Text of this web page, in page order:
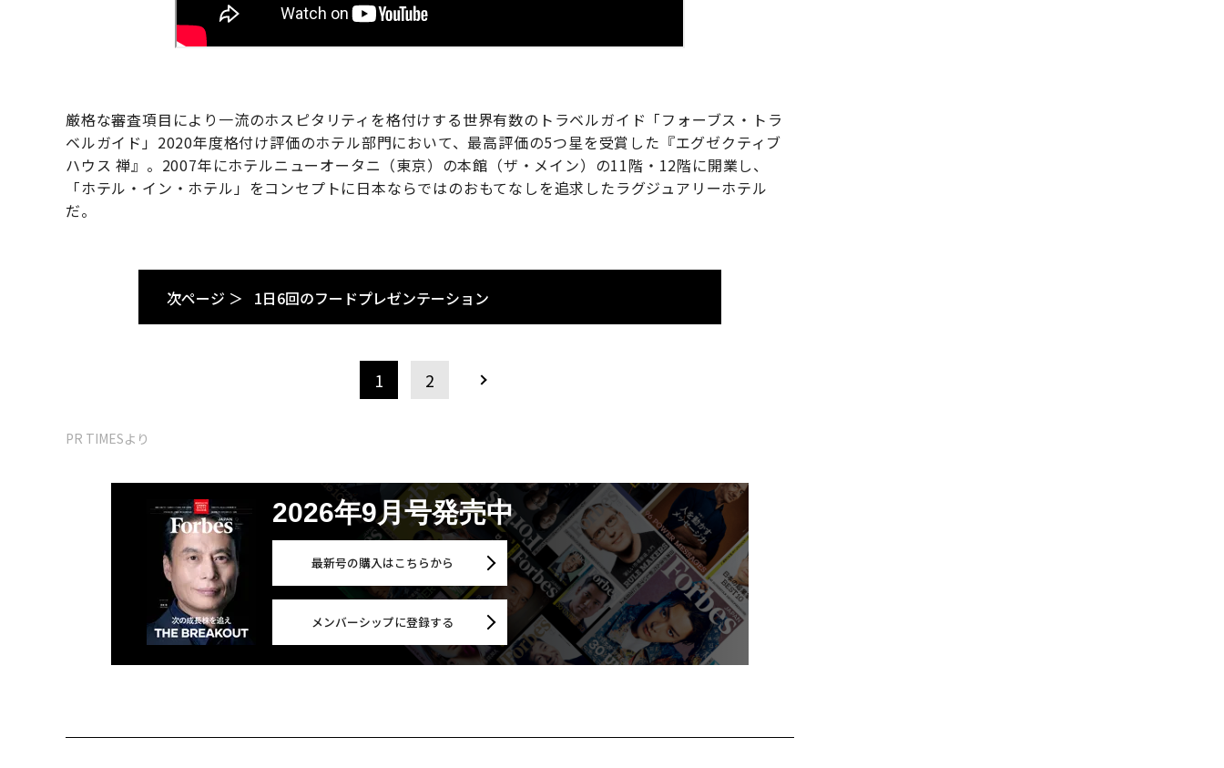
厳格な審査項目により一流のホスピタリティを格付けする世界有数のトラベルガイド「フォーブス・トラ
ベルガイド」2020年度格付け評価のホテル部門において、最高評価の5つ星を受賞した『エグゼクティブ
ハウス 禅』。2007年にホテルニューオータニ（東京）の本館（ザ・メイン）の11階・12階に開業し、
「ホテル・イン・ホテル」をコンセプトに日本ならではのおもてなしを追求したラグジュアリーホテル
だ。
次ページ ＞ 1日6回のフードプレゼンテーション
1 2
PR TIMESより
2026年9月号発売中
最新号の購入はこちらから
メンバーシップに登録する